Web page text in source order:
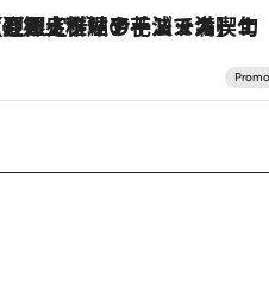
【夏限定ディナーコース】旬を迎える稚鮎や花ズッキーニなどをイタリア・トスカーナの郷土料理の手法で満喫！